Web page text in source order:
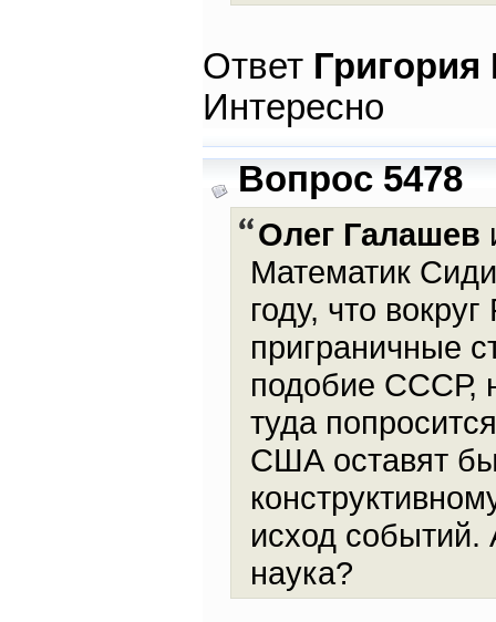
Ответ
Интересно
Вопрос 5478
Олег Галашев
Математик
году, что
приграничные
подобие СССР,
туда
США оставят
исход событий.
наука?